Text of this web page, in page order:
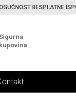
BESPLATNE
Sigurna
kupovina